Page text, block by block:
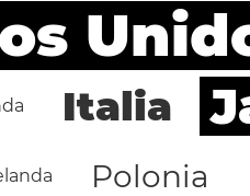
Italia
Polonia